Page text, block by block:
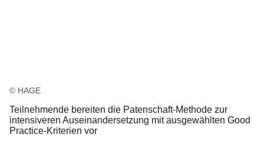
© HAGE
Teilnehmende bereiten die Patenschaft-Methode zur
intensiveren Auseinandersetzung mit ausgewählten Good
Practice-Kriterien vor